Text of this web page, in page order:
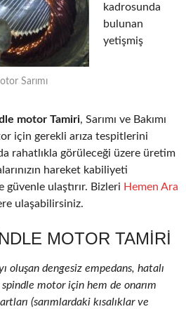
Sarımı
kadrosunda
bulunan
yetişmiş
motor Tamiri, Sarımı ve Bakımı
için gerekli arıza tespitlerini
rahatlıkla görüleceği üzere üretim
hareket kabiliyeti
ulaştırır. Bizleri Hemen Ara
ulaşabilirsiniz.
MOTOR TAMIRI
oluşan dengesiz empedans, hatalı
motor için hem de onarım
(sarımlardaki kısalıklar ve